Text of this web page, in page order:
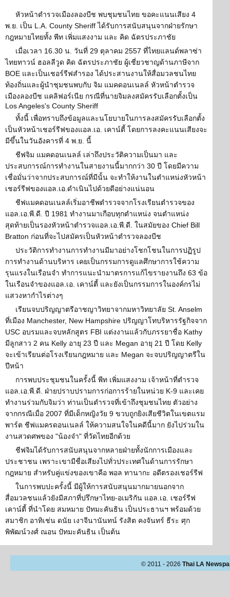
หัวหน้าตำรวจเมืองลองบีช พบชุมชนไทย ขอคะแนนเสียง 4
พ.ย. เป็น L.A. County Sheriff ได้รับการสนับสนุนจากฝ่ายรักษา
กฎหมายไทยทั้ง พีท เพิ่มแสงงาม และ คิด ฉัตรประภาชัย
เมื่อเวลา 16.30 น. วันที่ 29 ตุลาคม 2557 ที่ไทยแลนด์พลาซ่า
ไทยทาวน์ ฮอลลีวูด คิด ฉัตรประภาชัย ผู้เชี่ยวชาญด้านภาษีจาก
BOE และเป็นเชอร์รีฟสำรอง ได้ประสานงานให้สื่อมวลชนไทย
ท้องถิ่นและผู้นำชุมชนพบกับ จิม แมคดอนเนลล์ หัวหน้าตำรวจ
เมืองลองบีช แคลิฟอร์เนีย กรณีที่นายจิมลงสมัครรับเลือกตั้งเป็น
Los Angeles's County Sheriff
ทั้งนี้ เพื่อทราบถึงข้อมูลและนโยบายในการลงสมัครรับเลือกตั้ง
เป็นหัวหน้าเชอร์รีฟของแอล.เอ. เคาน์ตี้ โดยการลงคะแนนเสียงจะ
มีขึ้นในวันอังคารที่ 4 พ.ย. นี้
ชีฟจิม แมคดอนเนลล์ เล่าถึงประวัติความเป็นมา และ
ประสบการณ์การทำงานในสายงานนี้มากกว่า 30 ปี โดยมีความ
เชื่อมั่นว่าจากประสบการณ์ที่มีนั้น จะทำให้งานในตำแหน่งหัวหน้า
เชอร์รีฟของแอล.เอ.ดำเนินไปด้วยดีอย่างแน่นอน
ชีฟแมคดอนเนลล์เริ่มอาชีพตำรวจจากโรงเรียนตำรวจของ
แอล.เอ.พี.ดี. ปี 1981 ทำงานมาเกือบทุกตำแหน่ง จนตำแหน่ง
สุดท้ายเป็นรองหัวหน้าตำรวจแอล.เอ.พี.ดี. ในสมัยของ Chief Bill
Bratton ก่อนที่จะไปสมัครเป็นหัวหน้าตำรวจลองบีช
ประวัติการทำงานการทำงานมีมาอย่างโชกโชนในการปฏิรูป
การทำงานด้านบริหาร เคยเป็นกรรมการดูแลศึกษาการใช้ความ
รุนแรงในเรือนจำ ทำการแนะนำมาตรการแก้ไขรายงานถึง 63 ข้อ
ในเรือนจำของแอล.เอ. เคาน์ตี้ และยังเป็นกรรมการในองค์กรไม่
แสวงหากำไรต่างๆ
เรียนจบปริญญาตรีอาชญาวิทยาจากมหาวิทยาลัย St. Anselm
ที่เมือง Manchester, New Hampshire ปริญญาโทบริหารรัฐกิจจาก
USC อบรมและจบหลักสูตร FBI แต่งงานแล้วกับภรรยาชื่อ Kathy
มีลูกสาว 2 คน Kelly อายุ 23 ปี และ Megan อายุ 21 ปี โดย Kelly
จะเข้าเรียนต่อโรงเรียนกฎหมาย และ Megan จะจบปริญญาตรีใน
ปีหน้า
การพบประชุมชนในครั้งนี้ พีท เพิ่มแสงงาม เจ้าหน้าที่ตำรวจ
แอล.เอ.พี.ดี. ฝ่ายปราบปรามการก่อการร้ายในหน่วย K-9 และเคย
ทำงานร่วมกับจิมว่า ท่านเป็นตำรวจที่เข้าถึงชุมชนไทย ตัวอย่าง
จากกรณีเมื่อ 2007 ที่มีเด็กหญิงวัย 9 ขวบถูกยิงเสียชีวิตในเขตแรม
พาร์ต ชีฟแมครดอนเนลล์ ให้ความสนใจในคดีนี้มาก ยังไปร่วมใน
งานสวดศพของ "น้องจ๋า" ที่วัดไทยอีกด้วย
ชีฟจิมได้รับการสนับสนุนจากหลายฝ่ายทั้งนักการเมืองและ
ประชาชน เพราะเขามีชื่อเสียงไปทั่วประเทศในด้านการรักษา
กฎหมาย สำหรับคู่แข่งของเขาคือ พอล ทานากะ อดีตรองเชอร์รีฟ
ในการพบปะครั้งนี้ มีผู้ให้การสนับสนุนมากมายนอกจาก
สื่อมวลชนแล้วยังมีสภาที่ปรึกษาไทย-อเมริกัน แอล.เอ. เชอร์รีฟ
เคาน์ตี้ ที่นำโดย สมหมาย ปัทมะคันธิน เป็นประธานฯ พร้อมด้วย
สมาชิก อาทิเช่น ดนัย เงาจีนานันทน์ รังสิต คงจันทร์ ธีระ ศุก
พิพัฒน์วงศ์ ณอน ปัทมะคันธิน เป็นต้น
© 2011 - 2026 Thai LA